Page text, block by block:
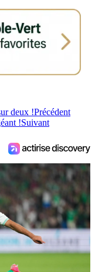
deux !Précédent
!Suivant